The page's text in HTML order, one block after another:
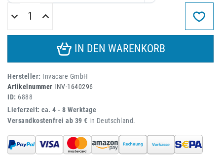
IN DEN WARENKORB
Hersteller: Invacare GmbH
Artikelnummer INV-1640296
ID: 6888
Lieferzeit: ca. 4 - 8 Werktage
Versandkostenfrei ab 39 € in Deutschland.